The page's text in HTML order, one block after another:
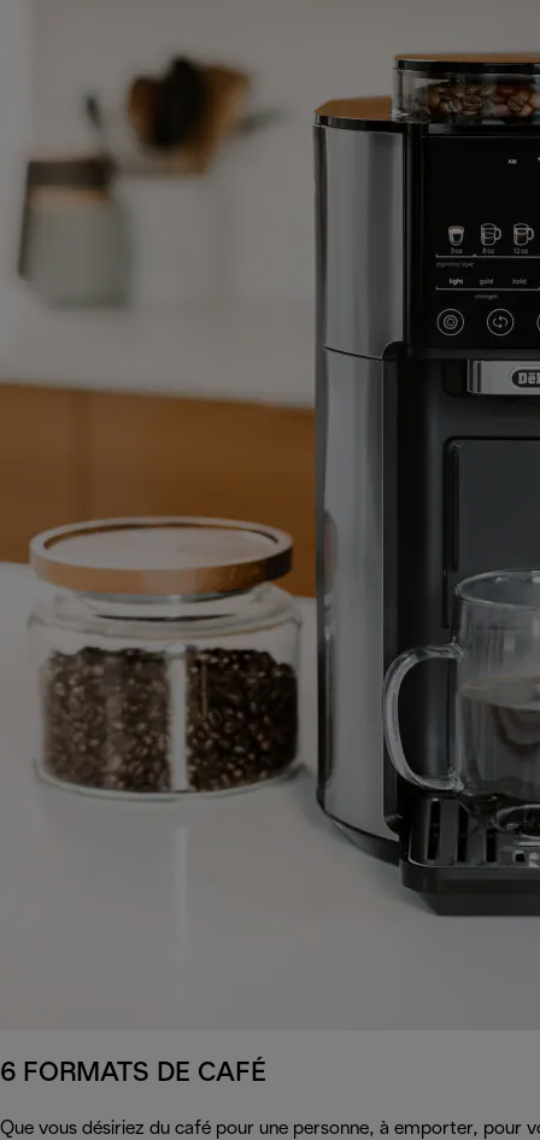
6 FORMATS DE CAFÉ
Que vous désiriez du café pour une personne, à emporter, pour